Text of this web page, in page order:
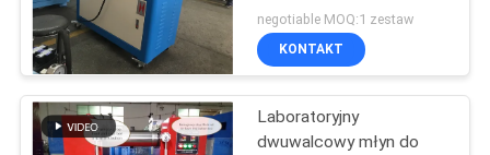
Maszyna
wykrywająca metal
silikonowy z dwoma
rolkami
negotiable MOQ:1 zestaw
KONTAKT
Laboratoryjny
dwuwalcowy młyn do